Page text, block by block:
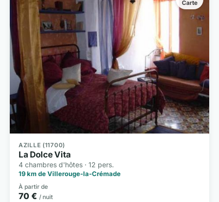
Carte
AZILLE (11700)
La Dolce Vita
4 chambres d'hôtes · 12 pers.
19 km de Villerouge-la-Crémade
À partir de
70 € / nuit